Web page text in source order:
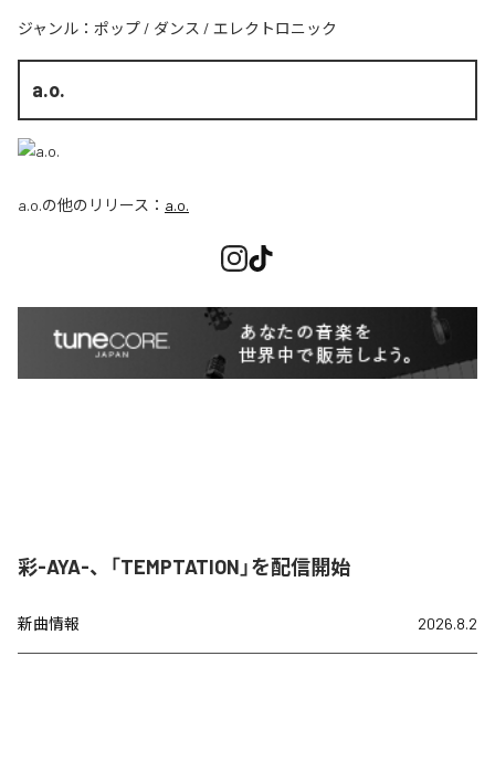
ジャンル： ポップ / ダンス / エレクトロニック
a.o.
a.o.の他のリリース： a.o.
彩-AYA-、「TEMPTATION」を配信開始
新曲情報 2026.8.2